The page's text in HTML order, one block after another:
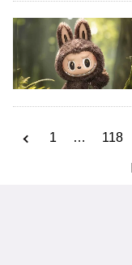
1 … 118